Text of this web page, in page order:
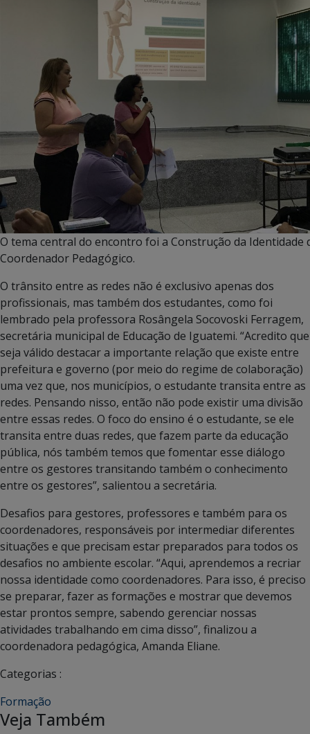
O tema central do encontro foi a Construção da Identidade
Coordenador Pedagógico.
O trânsito entre as redes não é exclusivo apenas dos
profissionais, mas também dos estudantes, como foi
lembrado pela professora Rosângela Socovoski Ferragem,
secretária municipal de Educação de Iguatemi. “Acredito que
seja válido destacar a importante relação que existe entre
prefeitura e governo (por meio do regime de colaboração)
uma vez que, nos municípios, o estudante transita entre as
redes. Pensando nisso, então não pode existir uma divisão
entre essas redes. O foco do ensino é o estudante, se ele
transita entre duas redes, que fazem parte da educação
pública, nós também temos que fomentar esse diálogo
entre os gestores transitando também o conhecimento
entre os gestores”, salientou a secretária.
Desafios para gestores, professores e também para os
coordenadores, responsáveis por intermediar diferentes
situações e que precisam estar preparados para todos os
desafios no ambiente escolar. “Aqui, aprendemos a recriar
nossa identidade como coordenadores. Para isso, é preciso
se preparar, fazer as formações e mostrar que devemos
estar prontos sempre, sabendo gerenciar nossas
atividades trabalhando em cima disso”, finalizou a
coordenadora pedagógica, Amanda Eliane.
Categorias :
Formação
Veja Também